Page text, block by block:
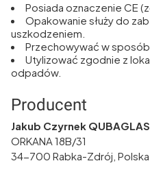
Posiada oznaczenie CE
Opakowanie służy do
uszkodzeniem.
Przechowywać w
Utylizować zgodnie z
odpadów.
Producent
Jakub Czyrnek
ORKANA 18B/31
34-700 Rabka-Zdrój, Polska